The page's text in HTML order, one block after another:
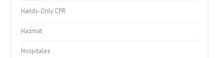
Hands-Only CPR
Hazmat
Hospitales